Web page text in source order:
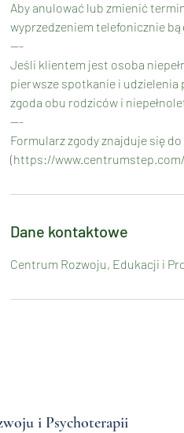
Aby anulować lub zmienić
wyprzedzeniem telefonicznie
---
Jeśli klientem jest osoba
pierwsze spotkanie i udzielenia
zgoda obu rodziców i
---
Formularz zgody znajduje się
(https://
Dane kontaktowe
Centrum Rozwoju, Edukacji i
i Psychoterapii